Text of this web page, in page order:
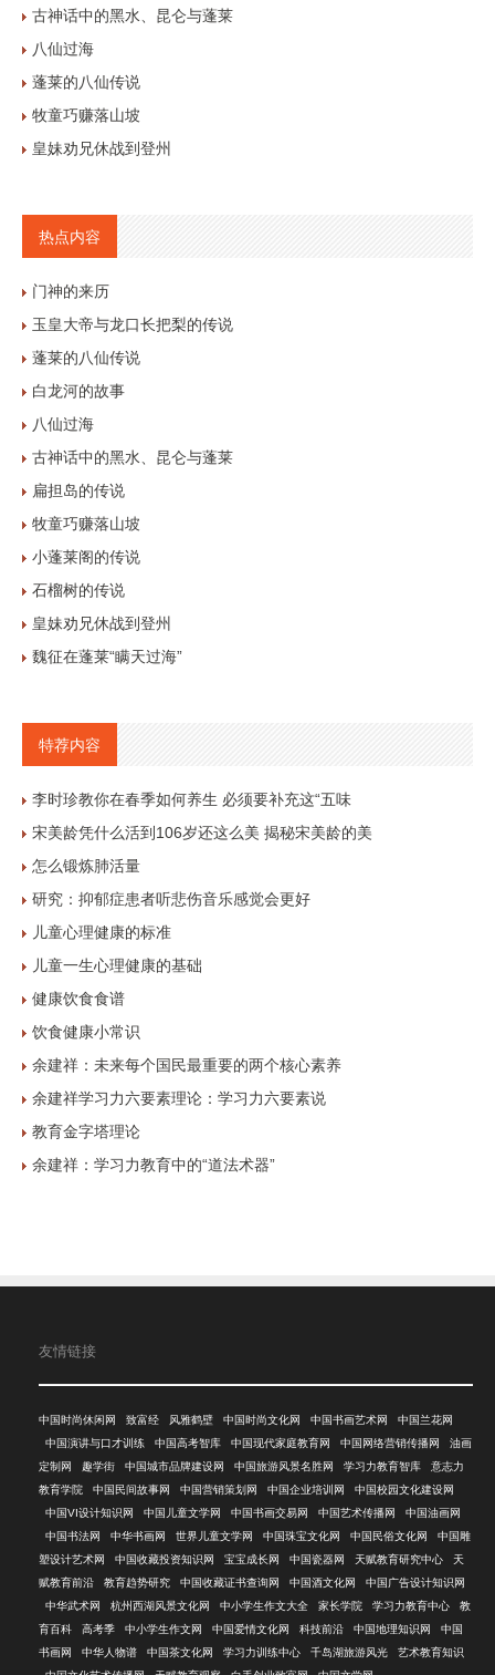
古神话中的黑水、昆仑与蓬莱
八仙过海
蓬莱的八仙传说
牧童巧赚落山坡
皇妹劝兄休战到登州
热点内容
门神的来历
玉皇大帝与龙口长把梨的传说
蓬莱的八仙传说
白龙河的故事
八仙过海
古神话中的黑水、昆仑与蓬莱
扁担岛的传说
牧童巧赚落山坡
小蓬莱阁的传说
石榴树的传说
皇妹劝兄休战到登州
魏征在蓬莱“瞒天过海”
特荐内容
李时珍教你在春季如何养生 必须要补充这“五味
宋美龄凭什么活到106岁还这么美 揭秘宋美龄的美
怎么锻炼肺活量
研究：抑郁症患者听悲伤音乐感觉会更好
儿童心理健康的标准
儿童一生心理健康的基础
健康饮食食谱
饮食健康小常识
余建祥：未来每个国民最重要的两个核心素养
余建祥学习力六要素理论：学习力六要素说
教育金字塔理论
余建祥：学习力教育中的“道法术器”
友情链接
中国时尚休闲网 致富经 风雅鹤壁 中国时尚文化网 中国书画艺术网
中国兰花网
中国演讲与口才训练
中国高考智库 中国现代家庭教育网 中国网络营销传播网
油画
定制网
趣学街 中国城市品牌建设网 中国旅游风景名胜网 学习力教育智库
意志力
教育学院
中国民间故事网 中国营销策划网 中国企业培训网
中国校园文化建设网
中国VI设计知识网
中国儿童文学网 中国书画交易网 中国艺术传播网
中国油画网
中国书法网
中华书画网 世界儿童文学网 中国珠宝文化网 中国民俗文化网
中国雕
塑设计艺术网
中国收藏投资知识网 宝宝成长网 中国瓷器网 天赋教育研究中心
天
赋教育前沿
教育趋势研究 中国收藏证书查询网 中国酒文化网
中国广告设计知识网
中华武术网
杭州西湖风景文化网 中小学生作文大全 家长学院 学习力教育中心
教
育百科
高考季 中小学生作文网 中国爱情文化网 科技前沿 中国地理知识网
中国
书画网
中华人物谱 中国茶文化网 学习力训练中心 千岛湖旅游风光
艺术教育知识